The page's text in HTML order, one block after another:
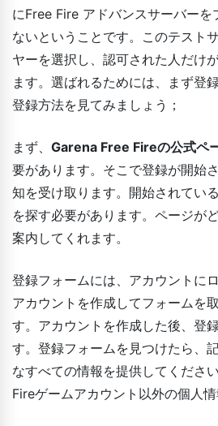
にFree Fire アドバンスサーバーを
ないということです。このテスト
ヤーを選択し、認可された人だけ
ます。選ばれるためには、まず登
登録方法を見てみましょう；
まず、 Garena Free Fireの公式ペ
要があります。そこで登録が開始
知を受け取ります。開始されてい
を探す必要があります。ページが
案内してくれます。
登録フォームには、アカウントに
アカウントを作成してフォームを
す。アカウントを作成した後、登
す。登録フォームを見つけたら、
なすべての情報を提供してくださ
Fireゲームアカウント以外の個人情